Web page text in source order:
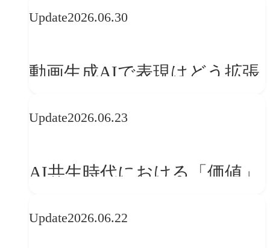
おける「意思決定」のルール
Update2026.06.30
動画生成AIで表現はどう拡張
伸吾が語る、AI時代の「プロ
Update2026.06.23
AI共生時代における「価値」
「正解」をAIが教えてくれる
Update2026.06.22